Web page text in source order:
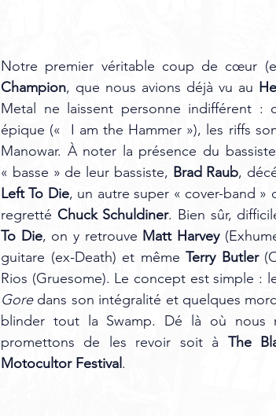
Notre premier véritable coup de cœur
Champion, que nous avions déjà vu au
Metal ne laissent personne indifférent :
épique («  I am the Hammer »), les riffs
Manowar. À noter la présence du bassiste
« basse » de leur bassiste, Brad Raub
Left To Die, un autre super « cover-band
regretté Chuck Schuldiner. Bien sûr,
To Die, on y retrouve Matt Harvey
guitare (ex-Death) et même Terry Butler
Rios (Gruesome). Le concept est simple :
Gore dans son intégralité et quelques
blinder tout la Swamp. Dé là où nous
promettons de les revoir soit à The
Motocultor Festival .